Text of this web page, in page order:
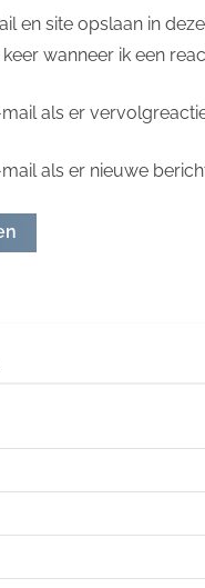
en site opslaan in
wanneer ik een
als er
als er nieuwe